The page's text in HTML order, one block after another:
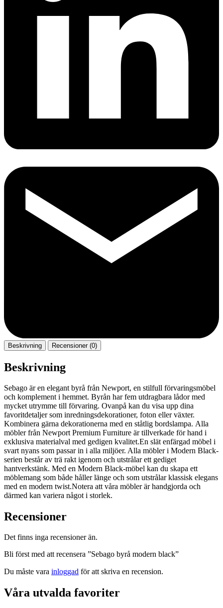
Beskrivning Recensioner (0)
Beskrivning
Sebago är en elegant byrå från Newport, en stilfull förvaringsmöbel
och komplement i hemmet. Byrån har fem utdragbara lådor med
mycket utrymme till förvaring. Ovanpå kan du visa upp dina
favoritdetaljer som inredningsdekorationer, foton eller växter.
Kombinera gärna dekorationerna med en ståtlig bordslampa. Alla
möbler från Newport Premium Furniture är tillverkade för hand i
exklusiva materialval med gedigen kvalitet.En slät enfärgad möbel i
svart nyans som passar in i alla miljöer. Alla möbler i Modern Black-
serien består av trä rakt igenom och utstrålar ett gediget
hantverkstänk. Med en Modern Black-möbel kan du skapa ett
möblemang som både håller länge och som utstrålar klassisk elegans
med en modern twist.Notera att våra möbler är handgjorda och
därmed kan variera något i storlek.
Recensioner
Det finns inga recensioner än.
Bli först med att recensera ”Sebago byrå modern black”
Du måste vara inloggad för att skriva en recension.
Våra utvalda favoriter